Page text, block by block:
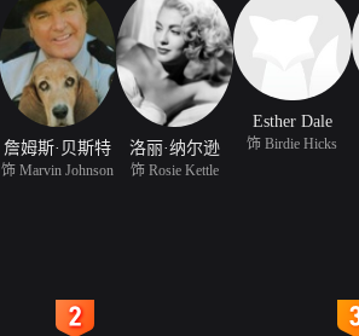
詹姆斯·贝斯特
饰 Marvin Johnson
洛丽·纳尔逊
饰 Rosie Kettle
Esther Dale
饰 Birdie Hicks